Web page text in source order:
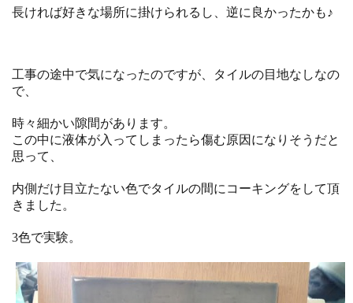
長ければ好きな場所に掛けられるし、逆に良かったかも♪
工事の途中で気になったのですが、タイルの目地なしなの
で、
時々細かい隙間があります。
この中に液体が入ってしまったら傷む原因になりそうだと
思って、
内側だけ目立たない色でタイルの間にコーキングをして頂
きました。
3色で実験。